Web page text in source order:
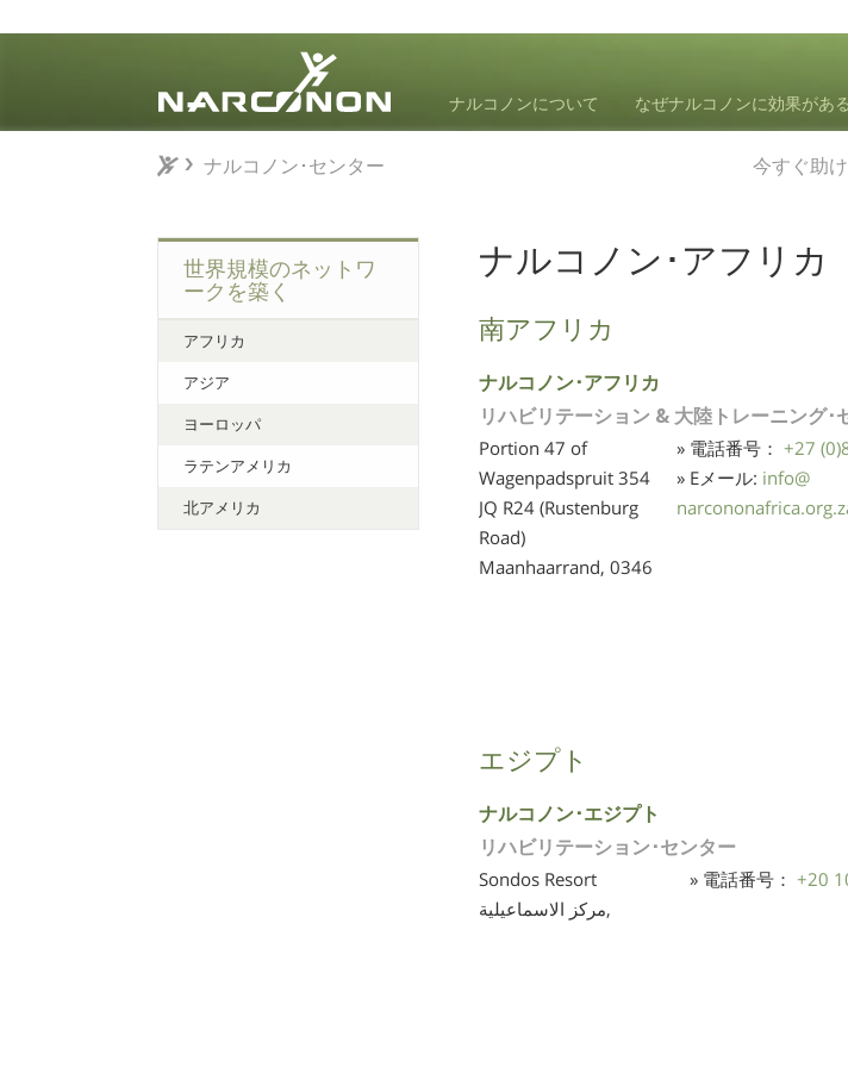
ナルコノンについて なぜナルコノンに効果があ
⨯ 今すぐ助
ナルコノン･センター
ナルコノン･アフリカ
南アフリカ
ナルコノン･アフリカ
リハビリテーション & 大陸トレーニング･
Portion 47 of
Wagenpadspruit 354
JQ R24 (Rustenburg
Road)
Maanhaarrand, 0346
» 電話番号： +27
» Eメール: info@
エジプト
ナルコノン･エジプト
リハビリテーション･センター
Sondos Resort
مركز الاسماعيلية,
» 電話番号： +20
世界規模のネットワ
ークを築く
アフリカ
アジア
ヨーロッパ
ラテンアメリカ
北アメリカ
ナルコノン･センター